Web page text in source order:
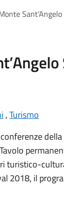
,Turismo
turistico-
2018, il